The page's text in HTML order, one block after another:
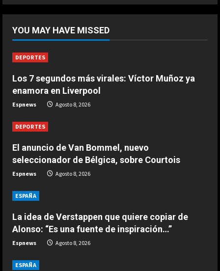
5
seleccionador de Bélgica, sobre
Courtois
DEPORTES
Los 7 segundos más virales: Víctor
Muñoz ya enamora en Liverpool
3
África también se rinde a Gianni
Infantino
Agosto 7, 2026
4
Noruega pide la dimisión de
Infantino
Agosto 7, 2026
YOU MAY HAVE MISSED
DEPORTES
Los 7 segundos más virales: Víctor Muñoz ya
enamora en Liverpool
Espnews Agosto 8, 2026
DEPORTES
El anuncio de Van Bommel, nuevo
seleccionador de Bélgica, sobre Courtois
Espnews Agosto 8, 2026
ESPAÑA
La idea de Verstappen que quiere copiar de
Alonso: “Es una fuente de inspiración…”
Espnews Agosto 8, 2026
ESPAÑA